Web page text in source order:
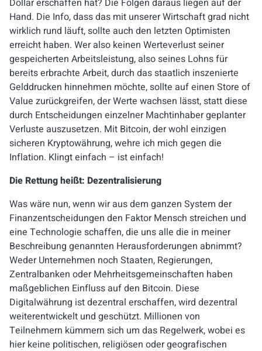
Dollar erschaffen hat? Die Folgen daraus liegen auf der
Hand. Die Info, dass das mit unserer Wirtschaft grad nicht
wirklich rund läuft, sollte auch den letzten Optimisten
erreicht haben. Wer also keinen Werteverlust seiner
gespeicherten Arbeitsleistung, also seines Lohns für
bereits erbrachte Arbeit, durch das staatlich inszenierte
Gelddrucken hinnehmen möchte, sollte auf einen Store of
Value zurückgreifen, der Werte wachsen lässt, statt diese
durch Entscheidungen einzelner Machtinhaber geplanter
Verluste auszusetzen. Mit Bitcoin, der wohl einzigen
sicheren Kryptowährung, wehre ich mich gegen die
Inflation. Klingt einfach – ist einfach!
Die Rettung heißt: Dezentralisierung
Was wäre nun, wenn wir aus dem ganzen System der
Finanzentscheidungen den Faktor Mensch streichen und
eine Technologie schaffen, die uns alle die in meiner
Beschreibung genannten Herausforderungen abnimmt?
Weder Unternehmen noch Staaten, Regierungen,
Zentralbanken oder Mehrheitsgemeinschaften haben
maßgeblichen Einfluss auf den Bitcoin. Diese
Digitalwährung ist dezentral erschaffen, wird dezentral
weiterentwickelt und geschützt. Millionen von
Teilnehmern kümmern sich um das Regelwerk, wobei es
hier keine politischen, religiösen oder geografischen